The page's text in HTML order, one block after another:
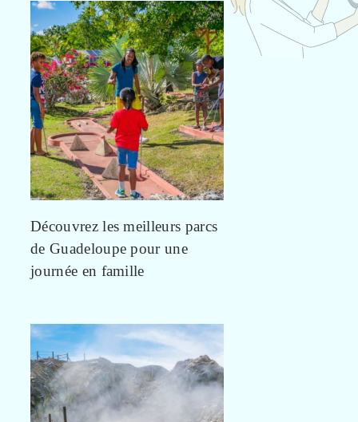
Découvrez les meilleurs parcs
de Guadeloupe pour une
journée en famille